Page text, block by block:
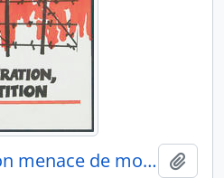
Le régime de Saigon menace de mort 300'000 prisoniers politiques